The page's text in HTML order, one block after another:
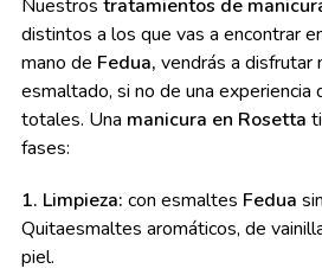
Nuestros tratamientos de
distintos a los que vas a encontrar
mano de Fedua, vendrás a disfrutar
esmaltado, si no de una experiencia
totales. Una manicura en Rosetta
fases:
1. Limpieza: con esmaltes Fedua
Quitaesmaltes aromáticos, de
piel.